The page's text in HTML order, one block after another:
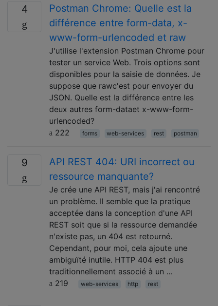
4
Postman Chrome: Quelle est la
différence entre form-data, x-
www-form-urlencoded et raw
J'utilise l'extension Postman Chrome pour
tester un service Web. Trois options sont
disponibles pour la saisie de données. Je
suppose que rawc'est pour envoyer du
JSON. Quelle est la différence entre les
deux autres form-dataet x-www-form-
urlencoded?
222
forms web-services rest postman
9
API REST 404: URI incorrect ou
ressource manquante?
Je crée une API REST, mais j'ai rencontré
un problème. Il semble que la pratique
acceptée dans la conception d'une API
REST soit que si la ressource demandée
n'existe pas, un 404 est retourné.
Cependant, pour moi, cela ajoute une
ambiguïté inutile. HTTP 404 est plus
traditionnellement associé à un …
219
web-services http rest